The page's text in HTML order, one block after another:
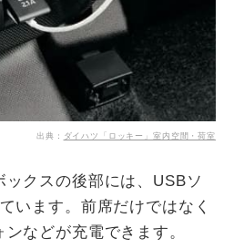
出典： ダイハツ「ロッキー」室内空間・荷室
クスの後部には、USBソ
います。前席だけではなく
などが充電できます。